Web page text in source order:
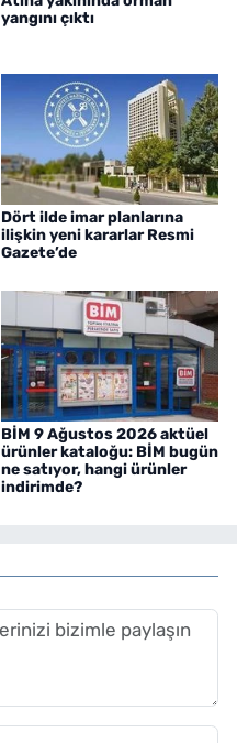
yangını çıktı
Dört ilde imar planlarına
ilişkin yeni kararlar Resmi
Gazete’de
BİM 9 Ağustos 2026 aktüel
ürünler kataloğu: BİM bugün
ne satıyor, hangi ürünler
indirimde?